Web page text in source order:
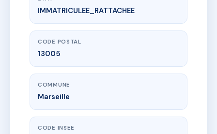
www.vme.plus/AJ3244837
82 RUE DES VERTUS
82 Rue des vertus
IMMATRICULEE_RATTACHEE
CODE POSTAL
13005
COMMUNE
Marseille
CODE INSEE